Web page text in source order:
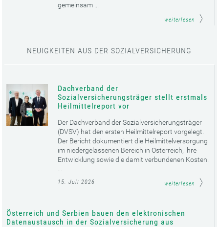
gemeinsam ...
weiterlesen
NEUIGKEITEN AUS DER SOZIALVERSICHERUNG
Dachverband der
Sozialversicherungsträger stellt erstmals
Heilmittelreport vor
Der Dachverband der Sozialversicherungsträger
(DVSV) hat den ersten Heilmittelreport vorgelegt.
Der Bericht dokumentiert die Heilmittelversorgung
im niedergelassenen Bereich in Österreich, ihre
Entwicklung sowie die damit verbundenen Kosten.
15. Juli 2026 weiterlesen
Österreich und Serbien bauen den elektronischen
Datenaustausch in der Sozialversicherung aus